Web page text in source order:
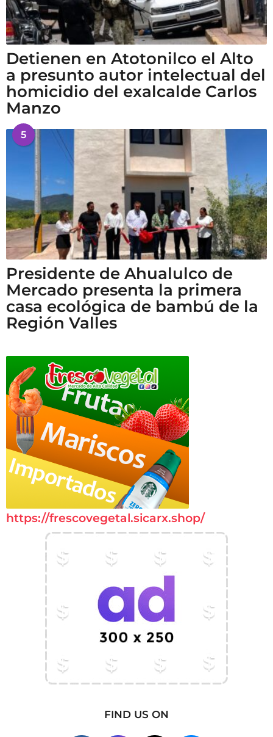
Detienen en Atotonilco el Alto
a presunto autor intelectual del
homicidio del exalcalde Carlos
Manzo
5
Presidente de Ahualulco de
Mercado presenta la primera
casa ecológica de bambú de la
Región Valles
https://frescovegetal.sicarx.shop/
FIND US ON